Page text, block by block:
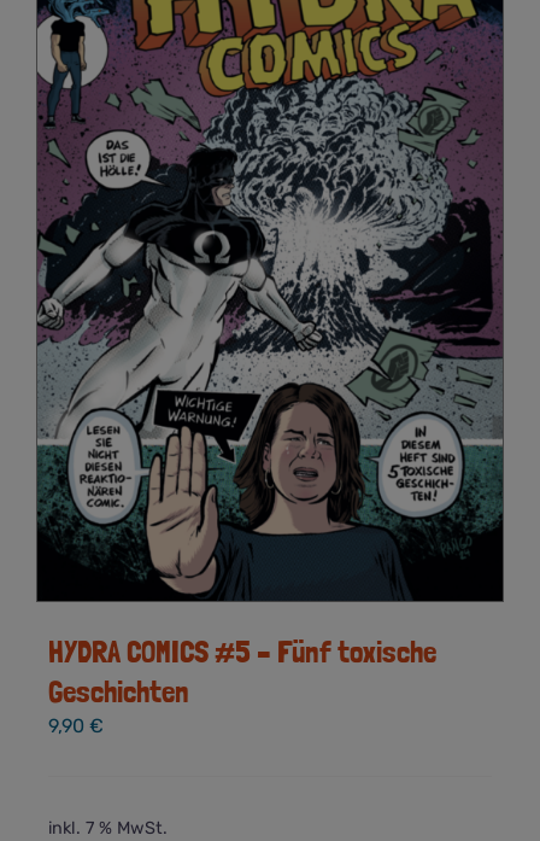
HYDRA COMICS #5 – Fünf toxische
Geschichten
9,90 €
inkl. 7 % MwSt.